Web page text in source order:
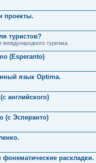
проекты.
туристов?
международного туризма.
(Esperanto)
язык Optima.
английского)
(с Эсперанто)
раскладки.